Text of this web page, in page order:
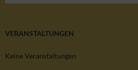
VERANSTALTUNGEN
Keine Veranstaltungen